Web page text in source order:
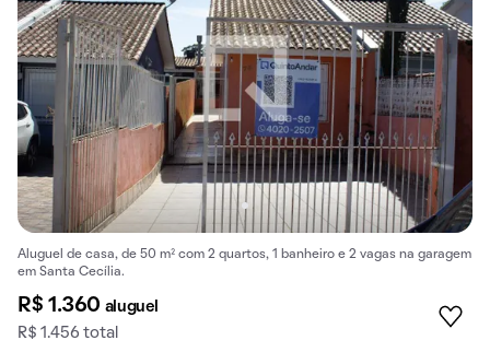
Aluguel de casa, de 50 m² com 2 quartos, 1 banheiro e 2 vagas na garagem
em Santa Cecília.
R$ 1.360 aluguel
R$ 1.456 total